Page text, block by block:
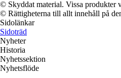
© Skyddat material. Vissa produkter
© Rättigheterna till allt innehåll på
Sidolänkar
Sidoträd
Nyheter
Historia
Nyhetssektion
Nyhetsflöde